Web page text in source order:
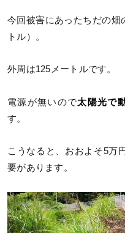
今回被害にあったちだの畑
トル）。
外周は125メートルです。
電源が無いので太陽光で
す。
こうなると、おおよそ5万
要があります。